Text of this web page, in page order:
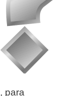
, para